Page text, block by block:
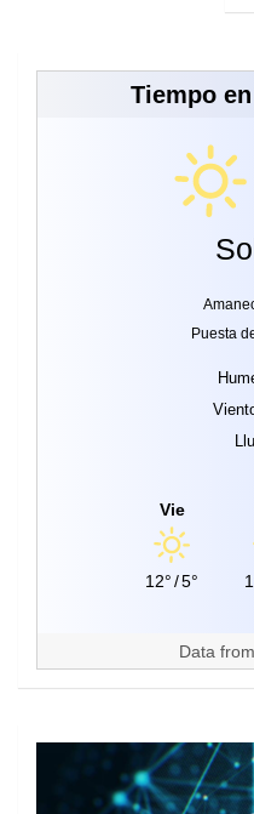
Tiempo
Puesta
Vie
12°/5°
Data from